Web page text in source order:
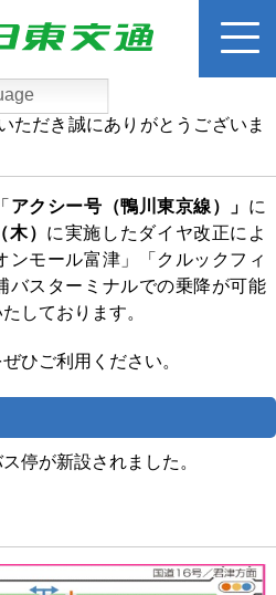
ホーム
路線バス
賃検索
速バス
ただき誠にありがとうございま
「 アクシー号（鴨川東京線）」 に
） に実施したダイヤ改正によ
ンモール富津」「クルックフィ
バスターミナルでの乗降が可能
しております。
ひご利用ください。
停が新設されました。